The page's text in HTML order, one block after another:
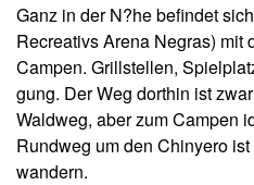
Ganz in der N?he befindet
Recreativs Arena Negras) mit
Campen. Grillstellen,
gung. Der Weg dorthin ist
Waldweg, aber zum Campen
Rundweg um den Chinyero
wandern.